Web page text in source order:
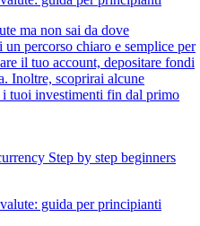
ma non sai da dove
percorso chiaro e semplice per
il tuo account, depositare fondi
Inoltre, scoprirai alcune
tuoi investimenti fin dal primo
guida per principianti